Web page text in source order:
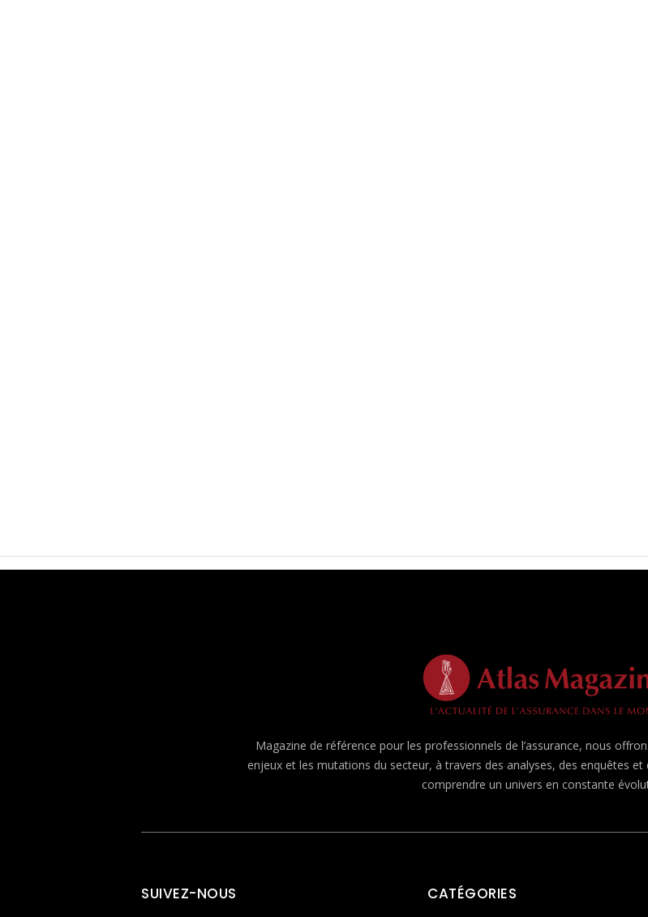
Magazine de référence pour les professionnels de l’assurance, nous
enjeux et les mutations du secteur, à travers des analyses, des enquêtes
comprendre un univers en constante
SUIVEZ-NOUS CATÉGORIES